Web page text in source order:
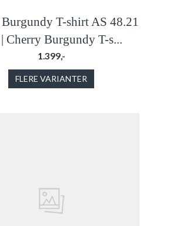
T-shirt AS 48.21
Cherry Burgundy T-s...
1.399,-
FLERE VARIANTER